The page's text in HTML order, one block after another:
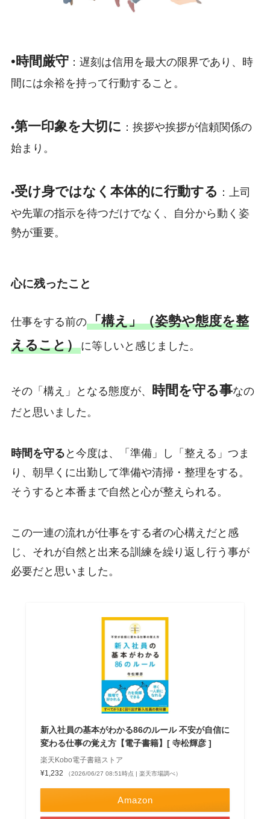
•時間厳守：遅刻は信用を最大の限界であり、時
間には余裕を持って行動すること。
•第一印象を大切に ：挨拶や挨拶が信頼関係の
始まり。
•受け身ではなく本体的に行動する ：上司
や先輩の指示を待つだけでなく、自分から動く姿
勢が重要。
心に残ったこと
仕事をする前の「構え」（姿勢や態度を整
えること）に等しいと感じました。
その「構え」となる態度が、 時間を守る事なの
だと思いました。
時間を守る と今度は、「準備」し「整える」つま
り、朝早くに出勤して準備や清掃・整理をする。
そうすると本番まで自然と心が整えられる。
この一連の流れが仕事をする者の心構えだと感
じ、それが自然と出来る訓練を繰り返し行う事が
必要だと思いました。
新入社員の基本がわかる86のルール 不安が自信に
変わる仕事の覚え方【電子書籍】[ 寺松輝彦 ]
楽天Kobo電子書籍ストア
¥1,232
（2026/06/27 08:51時点 | 楽天市場調べ）
Amazon